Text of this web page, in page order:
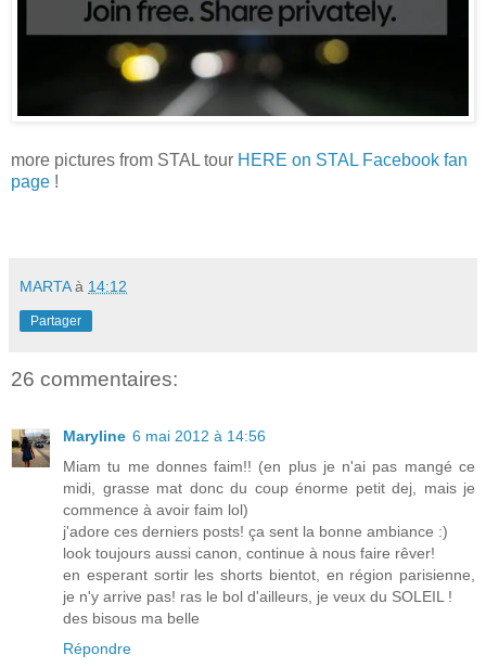
more pictures from STAL tour HERE on STAL Facebook fan
page !
MARTA à 14:12
Partager
26 commentaires:
Maryline 6 mai 2012 à 14:56
Miam tu me donnes faim!! (en plus je n'ai pas mangé ce
midi, grasse mat donc du coup énorme petit dej, mais je
commence à avoir faim lol)
j'adore ces derniers posts! ça sent la bonne ambiance :)
look toujours aussi canon, continue à nous faire rêver!
en esperant sortir les shorts bientot, en région parisienne,
je n'y arrive pas! ras le bol d'ailleurs, je veux du SOLEIL !
des bisous ma belle
Répondre